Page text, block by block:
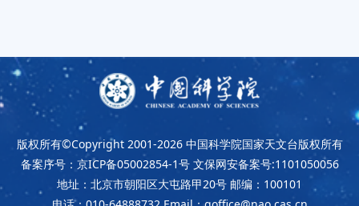
版权所有©Copyright 2001-2026 中国科学院国家天文台版权所有
备案序号：京ICP备05002854-1号 文保网安备案号:1101050056
地址：北京市朝阳区大屯路甲20号 邮编：100101